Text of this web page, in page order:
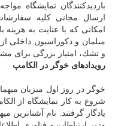
بازدیدكنندگان نمایشگاه
ارسال مجانی كلیه
امكانی كه با عنایت به هزینه
مبلمان و دكوراسیون داخلی
و تشك، امتیاز بزرگی برای
رویدادهای خوگر در الكامپ
خوگر در روز اول میزبان
شروع به كار نمایشگاه از
یادگار گرفتند. نام